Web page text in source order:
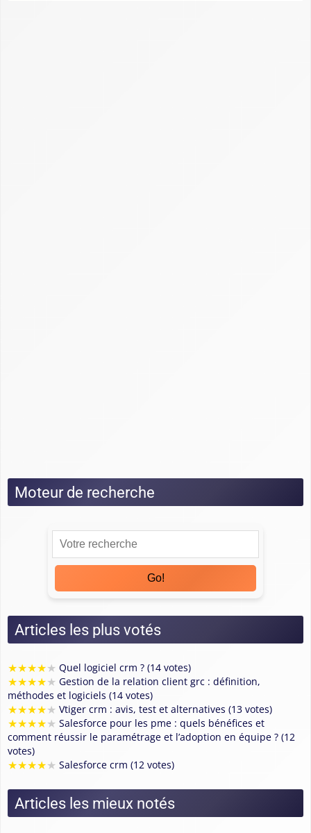
Moteur de recherche
Go!
Articles les plus votés
★★★★★ Quel logiciel crm ? (14 votes)
★★★★★ Gestion de la relation client grc : définition,
méthodes et logiciels (14 votes)
★★★★★ Vtiger crm : avis, test et alternatives (13 votes)
★★★★★ Salesforce pour les pme : quels bénéfices et
comment réussir le paramétrage et l’adoption en équipe ? (12
votes)
★★★★★ Salesforce crm (12 votes)
Articles les mieux notés